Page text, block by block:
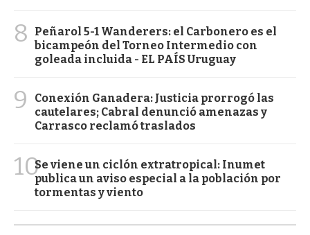
8
Peñarol 5-1 Wanderers: el Carbonero es el
bicampeón del Torneo Intermedio con
goleada incluida - EL PAÍS Uruguay
9
Conexión Ganadera: Justicia prorrogó las
cautelares; Cabral denunció amenazas y
Carrasco reclamó traslados
10Se viene un ciclón extratropical: Inumet
publica un aviso especial a la población por
tormentas y viento